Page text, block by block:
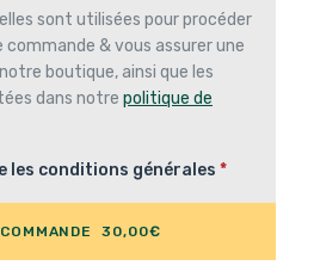
sont utilisées pour procéder
& vous assurer une
boutique, ainsi que les
dans notre politique de
les conditions générales *
COMMANDE 30,00€